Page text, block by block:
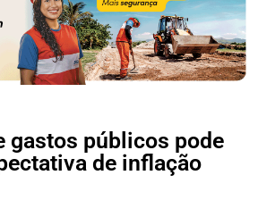
gastos públicos pode
de inflação